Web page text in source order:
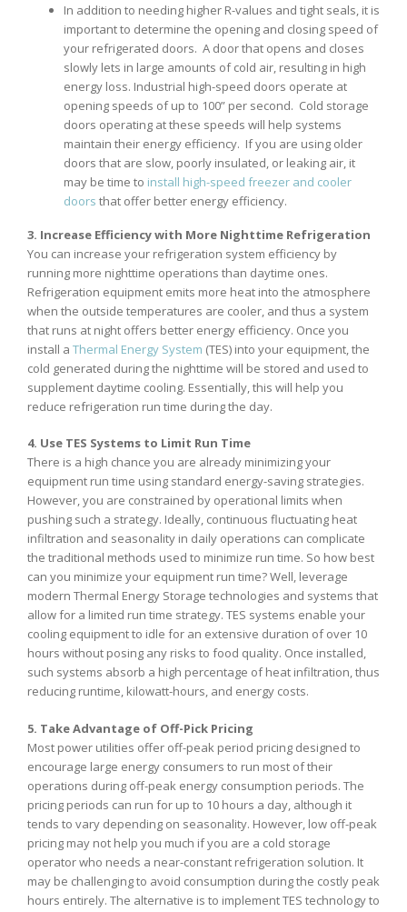
In addition to needing higher R-values and tight seals, it is
important to determine the opening and closing speed of
your refrigerated doors. A door that opens and closes
slowly lets in large amounts of cold air, resulting in high
energy loss. Industrial high-speed doors operate at
opening speeds of up to 100” per second. Cold storage
doors operating at these speeds will help systems
maintain their energy efficiency. If you are using older
doors that are slow, poorly insulated, or leaking air, it
may be time to install high-speed freezer and cooler
doors that offer better energy efficiency.
3. Increase Efficiency with More Nighttime Refrigeration
You can increase your refrigeration system efficiency by
running more nighttime operations than daytime ones.
Refrigeration equipment emits more heat into the atmosphere
when the outside temperatures are cooler, and thus a system
that runs at night offers better energy efficiency. Once you
install a Thermal Energy System (TES) into your equipment, the
cold generated during the nighttime will be stored and used to
supplement daytime cooling. Essentially, this will help you
reduce refrigeration run time during the day.
4. Use TES Systems to Limit Run Time
There is a high chance you are already minimizing your
equipment run time using standard energy-saving strategies.
However, you are constrained by operational limits when
pushing such a strategy. Ideally, continuous fluctuating heat
infiltration and seasonality in daily operations can complicate
the traditional methods used to minimize run time. So how best
can you minimize your equipment run time? Well, leverage
modern Thermal Energy Storage technologies and systems that
allow for a limited run time strategy. TES systems enable your
cooling equipment to idle for an extensive duration of over 10
hours without posing any risks to food quality. Once installed,
such systems absorb a high percentage of heat infiltration, thus
reducing runtime, kilowatt-hours, and energy costs.
5. Take Advantage of Off-Pick Pricing
Most power utilities offer off-peak period pricing designed to
encourage large energy consumers to run most of their
operations during off-peak energy consumption periods. The
pricing periods can run for up to 10 hours a day, although it
tends to vary depending on seasonality. However, low off-peak
pricing may not help you much if you are a cold storage
operator who needs a near-constant refrigeration solution. It
may be challenging to avoid consumption during the costly peak
hours entirely. The alternative is to implement TES technology to